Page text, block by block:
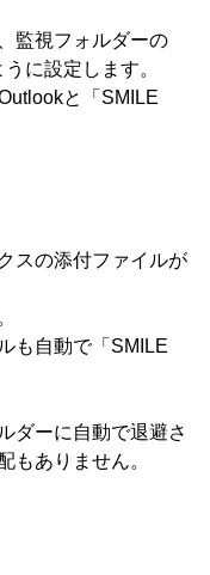
監視フォルダーの
に設定します。
と「SMILE
スの添付ファイルが
も自動で「SMILE
ダーに自動で退避さ
もありません。